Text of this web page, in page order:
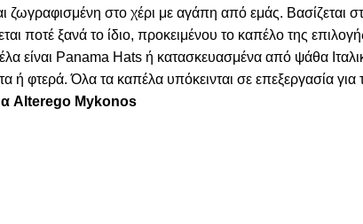
στο χέρι με αγάπη από εμάς. Βασίζεται
ποτέ ξανά το ίδιο, προκειμένου το καπέλο της
είναι Panama Hats ή κατασκευασμένα από ψάθα
φτερά. Όλα τα καπέλα υπόκεινται σε επεξεργασία για
Alterego Mykonos